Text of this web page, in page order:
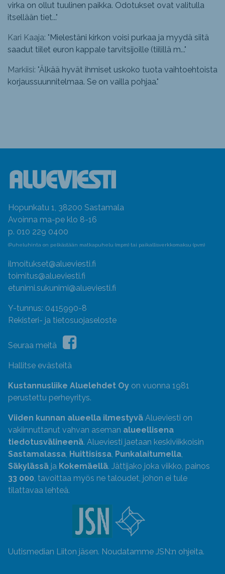
virka on ollut tuulinen paikka. Odotukset ovat valitulla
itsellään tiet..."
Kari Kaaja: "Mielestäni kirkon voisi purkaa ja myydä siitä
saadut tiilet euron kappale tarvitsijoille (tiilillä m..."
Markiisi: "Älkää hyvät ihmiset uskoko tuota vaihtoehtoista
korjaussuunnitelmaa. Se on vailla pohjaa."
Hopunkatu 1, 38200 Sastamala
Avoinna ma-pe klo 8-16
p. 010 229 0400
(Puheluhinta on pelkästään matkapuhelu (mpm) tai paikallisverkkomaksu (pvm)
ilmoitukset@alueviesti.fi
toimitus@alueviesti.fi
etunimi.sukunimi@alueviesti.fi
Y-tunnus: 0415990-8
Rekisteri- ja tietosuojaseloste
Seuraa meitä
Hallitse evästeitä
Kustannusliike Aluelehdet Oy on vuonna 1981
perustettu perheyritys.
Viiden kunnan alueella ilmestyvä Alueviesti on
vakiinnuttanut vahvan aseman alueellisena
tiedotusvälineenä. Alueviesti jaetaan keskiviikkoisin
Sastamalassa, Huittisissa, Punkalaitumella,
Säkylässä ja Kokemäellä. Jättijako joka viikko, painos
33 000, tavoittaa myös ne taloudet, johon ei tule
tilattavaa lehteä.
Uutismedian Liiton jäsen. Noudatamme JSN:n ohjeita.